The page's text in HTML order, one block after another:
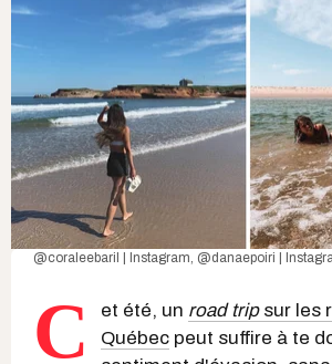
@coraleebaril | Instagram, @danaepoiri |
C et été, un road tripsur les
Québec peut suffire à te